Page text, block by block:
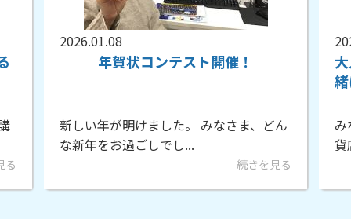
る
大人も子供も来年のカレンダーを一
2025.12.19
みなさん、こんにちは。川越市の丸広百
貨店6階にあるパソコ...
続きを見る
貨